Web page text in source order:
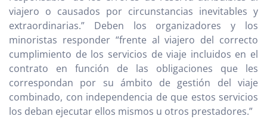
viajero o causados por circunstancias inevitables y
extraordinarias.” Deben los organizadores y los
minoristas responder “frente al viajero del correcto
cumplimiento de los servicios de viaje incluidos en el
contrato en función de las obligaciones que les
correspondan por su ámbito de gestión del viaje
combinado, con independencia de que estos servicios
los deban ejecutar ellos mismos u otros prestadores.”